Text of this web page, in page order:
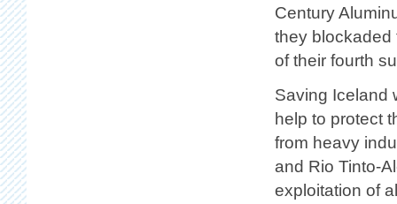
Century
they blockaded
of their fourth
Saving Iceland
help to protect
from heavy
and Rio Tinto-
exploitation of